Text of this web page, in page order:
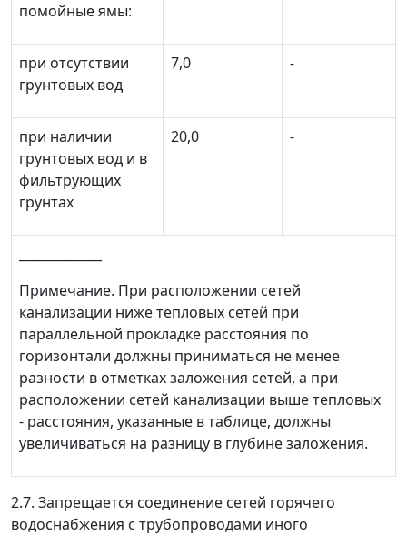
помойные ямы:
при отсутствии
грунтовых вод
7,0 -
при наличии
грунтовых вод и в
фильтрующих
грунтах
20,0 -
Примечание. При расположении сетей
канализации ниже тепловых сетей при
параллельной прокладке расстояния по
горизонтали должны приниматься не менее
разности в отметках заложения сетей, а при
расположении сетей канализации выше тепловых
- расстояния, указанные в таблице, должны
увеличиваться на разницу в глубине заложения.
2.7. Запрещается соединение сетей горячего
водоснабжения с трубопроводами иного